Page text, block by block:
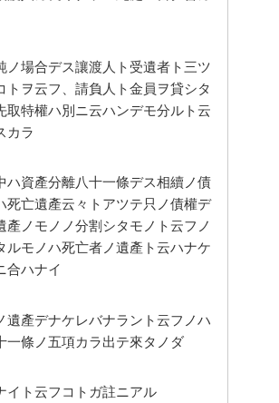
ノ場合デス讓渡人ト受遺者ト三ツ
トヲ云フ、請負人ト金員ヲ貸シタ
取特權ハ別ニ云ハンデモ分ルト云
カラ
ハ資產分離八十一條デス相續ノ債
死亡遺產云々トアツテ只ノ債權デ
產ノモノノ分割シタモノト云フノ
ルモノハ死亡者ノ遺產ト云ハナケ
合ハナイ
遺產デナケレバナラント云フノハ
一條ノ五項カラ出テ來タノダ
イト云フコトガ註ニアル